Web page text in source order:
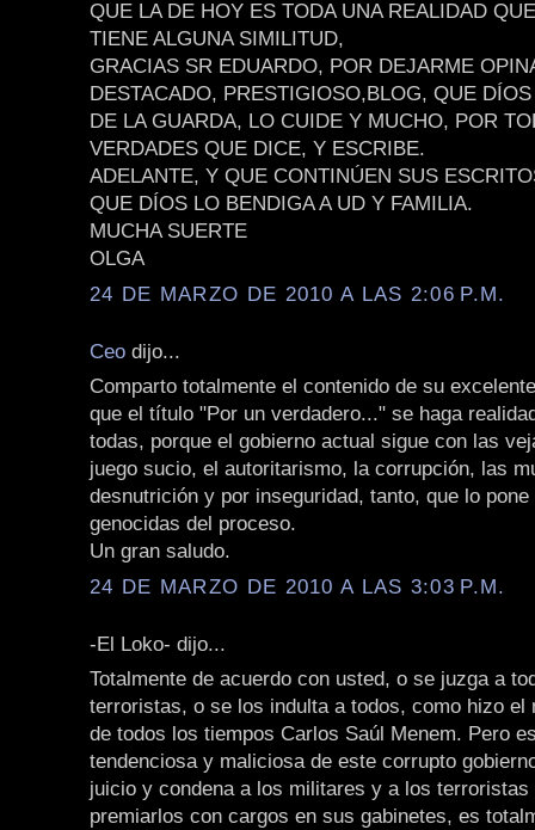
QUE LA DE HOY ES TODA UNA REALIDAD
TIENE ALGUNA SIMILITUD,
GRACIAS SR EDUARDO, POR DEJARME
DESTACADO, PRESTIGIOSO,BLOG, QUE
DE LA GUARDA, LO CUIDE Y MUCHO, POR
VERDADES QUE DICE, Y ESCRIBE.
ADELANTE, Y QUE CONTINÚEN SUS
QUE DÍOS LO BENDIGA A UD Y FAMILIA.
MUCHA SUERTE
OLGA
24 DE MARZO DE 2010 A LAS 2:06 P.M.
Ceo dijo...
Comparto totalmente el contenido de su
que el título "Por un verdadero..." se haga
todas, porque el gobierno actual sigue con las
juego sucio, el autoritarismo, la corrupción, las
desnutrición y por inseguridad, tanto, que lo
genocidas del proceso.
Un gran saludo.
24 DE MARZO DE 2010 A LAS 3:03 P.M.
-El Loko- dijo...
Totalmente de acuerdo con usted, o se juzga a
terroristas, o se los indulta a todos, como hizo el
de todos los tiempos Carlos Saúl Menem. Pero
tendenciosa y maliciosa de este corrupto
juicio y condena a los militares y a los terroristas
premiarlos con cargos en sus gabinetes, es